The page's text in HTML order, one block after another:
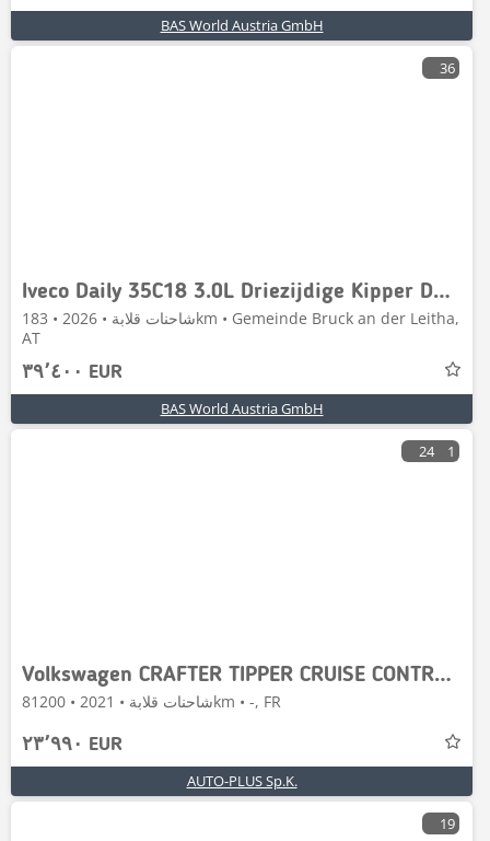
BAS World Austria GmbH
36
Iveco Daily 35C18 3.0L Driezijdige Kipper Dubbellucht 21
شاحنات قلابة • 2026 • 183km • Gemeinde Bruck an der Leitha,
AT
٣٩٬٤٠٠ EUR
BAS World Austria GmbH
24 1
Volkswagen CRAFTER TIPPER CRUISE CONTROL AIR CONDITIONING
شاحنات قلابة • 2021 • 81200km • -, FR
٢٣٬٩٩٠ EUR
AUTO-PLUS Sp.K.
19